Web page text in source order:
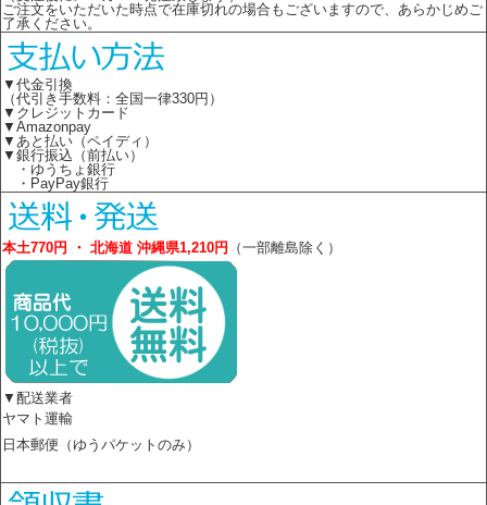
ご注文をいただいた時点で在庫切れの場合もございますので、あらかじめご
了承ください。
▼代金引換
（代引き手数料：全国一律330円）
▼クレジットカード
▼Amazonpay
▼あと払い（ペイディ）
▼銀行振込（前払い）
・ゆうちょ銀行
・PayPay銀行
本土770円 ・ 北海道 沖縄県1,210円 （一部離島除く）
▼配送業者
ヤマト運輸
日本郵便（ゆうパケットのみ）